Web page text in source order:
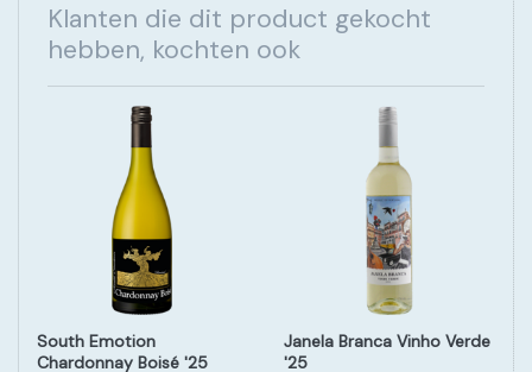
Klanten die dit product gekocht
hebben, kochten ook
South Emotion
Chardonnay Boisé '25
Janela Branca Vinho Verde
'25